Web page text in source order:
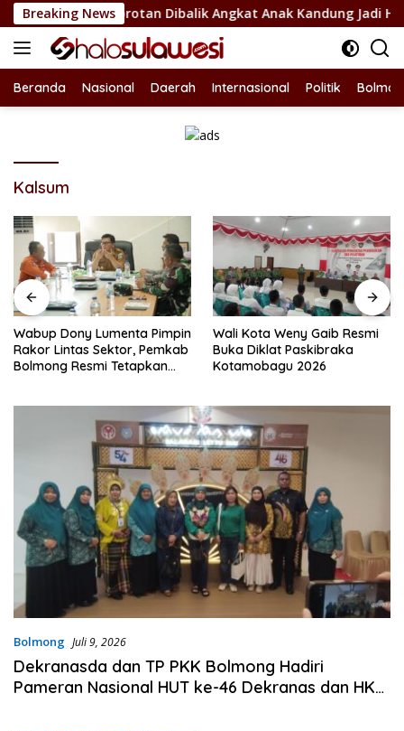
Langsung
ke
konten
Breaking News
Jadi Sorotan Dibalik Angkat Anak Kandung Jadi Honor
Beranda Nasional Daerah Internasional Politik
Kalsum
Wabup Dony Lumenta Pimpin
Rakor Lintas Sektor, Pemkab
Bolmong Resmi Tetapkan
Wali Kota Weny Gaib Resmi
Buka Diklat Paskibraka
Kotamobagu 2026
Bolmong Juli 9, 2026
Dekranasda dan TP PKK Bolmong Hadiri
Pameran Nasional HUT ke-46 Dekranas dan HKG